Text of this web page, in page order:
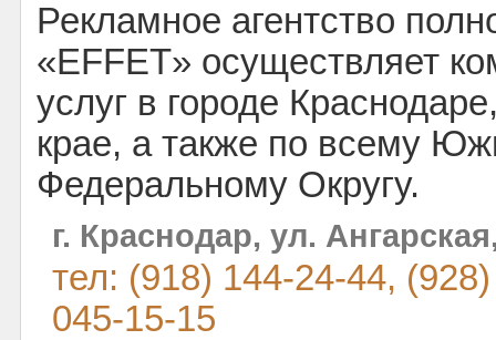
Рекламное агентство
«EFFET» осуществляет
услуг в городе
крае, а также по всему
Федеральному Округу.
г. Краснодар, ул.
тел: (918) 144-24-44,
045-15-15